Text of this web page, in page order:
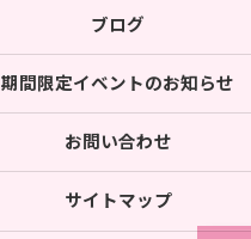
ブログ
期間限定イベントのお知らせ
お問い合わせ
サイトマップ